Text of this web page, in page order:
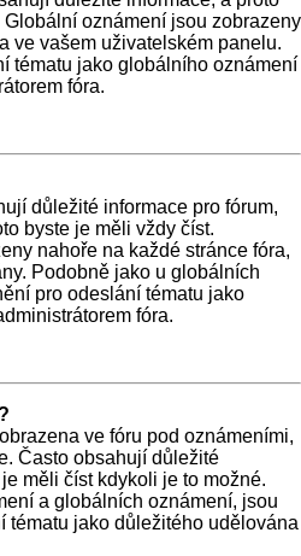
Globální oznámení jsou zobrazeny
ve vašem uživatelském panelu.
tématu jako globálního oznámení
fóra.
důležité informace pro fórum,
byste je měli vždy číst.
nahoře na každé stránce fóra,
Podobně jako u globálních
pro odeslání tématu jako
fóra.
ve fóru pod oznámeními,
Často obsahují důležité
měli číst kdykoli je to možné.
a globálních oznámení, jsou
tématu jako důležitého udělována